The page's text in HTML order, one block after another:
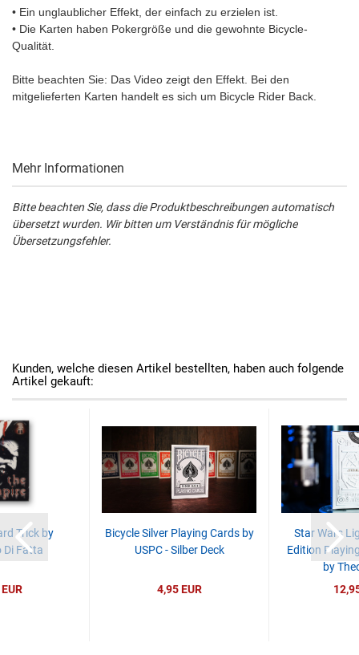
• Ein unglaublicher Effekt, der einfach zu erzielen ist.
• Die Karten haben Pokergröße und die gewohnte Bicycle-
Qualität.
Bitte beachten Sie: Das Video zeigt den Effekt. Bei den
mitgelieferten Karten handelt es sich um Bicycle Rider Back.
Mehr Informationen
Bitte beachten Sie, dass die Produktbeschreibungen automatisch
übersetzt wurden. Wir bitten um Verständnis für mögliche
Übersetzungsfehler.
Kunden, welche diesen Artikel bestellten, haben auch folgende
Artikel gekauft:
Trick by
Di Fatta
Bicycle Silver Playing Cards by
USPC - Silber Deck
4,95 EUR
Star Wars
Edition
by